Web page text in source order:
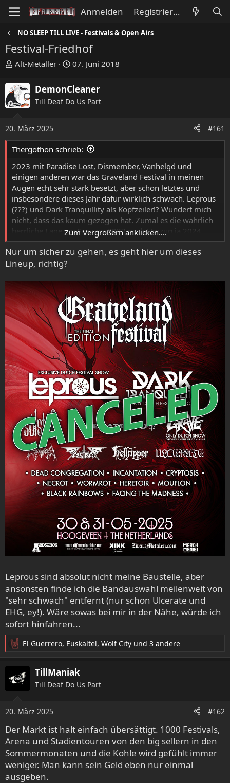
Anmelden Registrieren
NO SLEEP TILL LIVE - Festivals & Open Airs
Festival-Friedhof
E
s
t
e
l
e
r
Alt-Metaller
E
s
t
e
l
t
a
07. Juni 2018
DemonCleaner
Till Deaf Do Us Part
20. März 2025 #161
Thergothon schrieb:
2023 mit Paradise Lost, Dismember, Vanhelgd und
einigen anderen war das Graveland Festival in meinen
Augen echt sehr stark besetzt, aber schon letztes und
insbesondere dieses Jahr dafür wirklich schwach. Leprous
(???) und Dark Tranquillity als Kopfzeiler!? Wundert mich
nicht, dass das kaum gezogen hat. Zumal es die wahrlich
herrliche Lage am See von 2023 nach Umzug ja 2024
auch nicht mehr gab.
Zum Vergrößern anklicken....
Nur um sicher zu gehen, es geht hier um dieses
Lineup, richtig?
Leprous sind absolut nicht meine Baustelle, aber
ansonsten finde ich die Bandauswahl meilenweit von
"sehr schwach" entfernt (nur schon Ulcerate und
EHG, ey!). Wäre sowas bei mir in der Nähe, würde ich
sofort hinfahren...
R
e
a
k
n
e
n
:
El Guerrero, Euskaltel, Wolf City und 3 andere
TillManiak
Till Deaf Do Us Part
20. März 2025 #162
Der Markt ist halt einfach übersättigt. 1000 Festivals,
Arena und Stadientouren von den big sellern in den
Sommermonaten und die Kohle wird gefühlt immer
weniger. Man kann sein Geld eben nur einmal
ausgeben.